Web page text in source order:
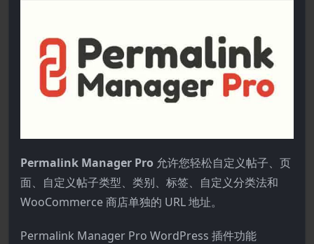
Permalink Manager Pro 允许您轻松自定义帖子、页
面、自定义帖子类型、类别、标签、自定义分类法和
WooCommerce 商店单独的 URL 地址。
Permalink Manager Pro WordPress 插件功能